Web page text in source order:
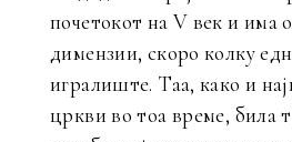
почетокот на V век и има
димензии, скоро колку
игралиште. Таа, како и
цркви во тоа време, била